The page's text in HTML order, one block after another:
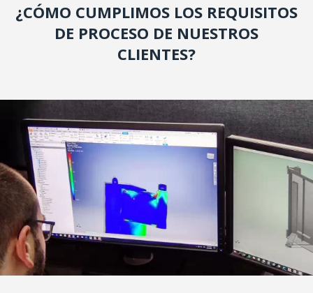
¿CÓMO CUMPLIMOS LOS REQUISITOS
DE PROCESO DE NUESTROS
CLIENTES?